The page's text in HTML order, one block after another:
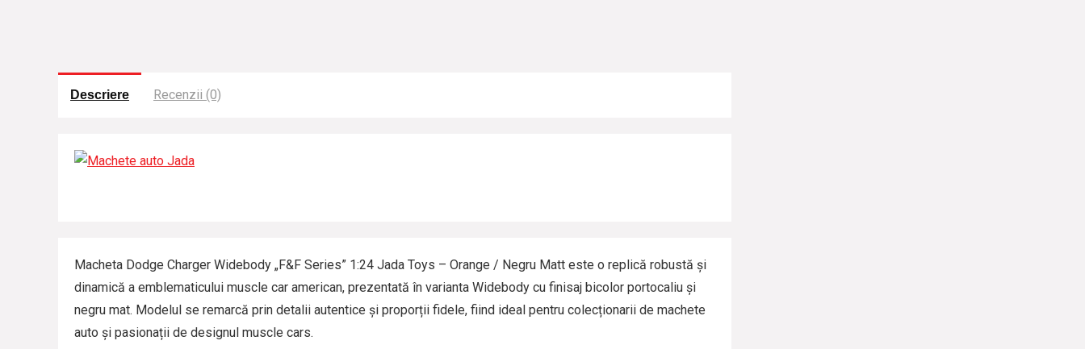
Descriere Recenzii (0)
Macheta Dodge Charger Widebody „F&F Series” 1:24 Jada Toys – Orange / Negru Matt este o replică robustă și
dinamică a emblematicului muscle car american, prezentată în varianta Widebody cu finisaj bicolor portocaliu și
negru mat. Modelul se remarcă prin detalii autentice și proporții fidele, fiind ideal pentru colecționarii de machete
auto și pasionații de designul muscle cars.